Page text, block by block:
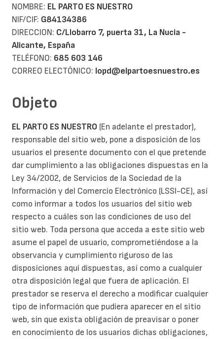
NOMBRE: EL PARTO ES NUESTRO
NIF/CIF: G84134386
DIRECCION: C/Llobarro 7, puerta 31, La Nucia -
Alicante, España
TELÉFONO: 685 603 146
CORREO ELECTÓNICO: lopd@elpartoesnuestro.es
Objeto
EL PARTO ES NUESTRO (En adelante el prestador),
responsable del sitio web, pone a disposición de los
usuarios el presente documento con el que pretende
dar cumplimiento a las obligaciones dispuestas en la
Ley 34/2002, de Servicios de la Sociedad de la
Información y del Comercio Electrónico (LSSI-CE), así
como informar a todos los usuarios del sitio web
respecto a cuáles son las condiciones de uso del
sitio web. Toda persona que acceda a este sitio web
asume el papel de usuario, comprometiéndose a la
observancia y cumplimiento riguroso de las
disposiciones aquí dispuestas, así como a cualquier
otra disposición legal que fuera de aplicación. El
prestador se reserva el derecho a modificar cualquier
tipo de información que pudiera aparecer en el sitio
web, sin que exista obligación de preavisar o poner
en conocimiento de los usuarios dichas obligaciones,